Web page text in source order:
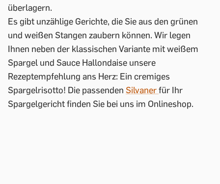
überlagern.
Es gibt unzählige Gerichte, die Sie aus den grünen
und weißen Stangen zaubern können. Wir legen
Ihnen neben der klassischen Variante mit weißem
Spargel und Sauce Hallondaise unsere
Rezeptempfehlung ans Herz: Ein cremiges
Spargelrisotto! Die passenden Silvanerfür Ihr
Spargelgericht finden Sie bei uns im Onlineshop.